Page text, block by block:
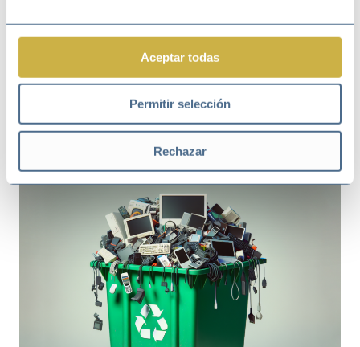
Aceptar todas
Permitir selección
Rechazar
Lanzamos junto a PRISA una guía con 60
acciones para impulsar la acción a favor
del planeta